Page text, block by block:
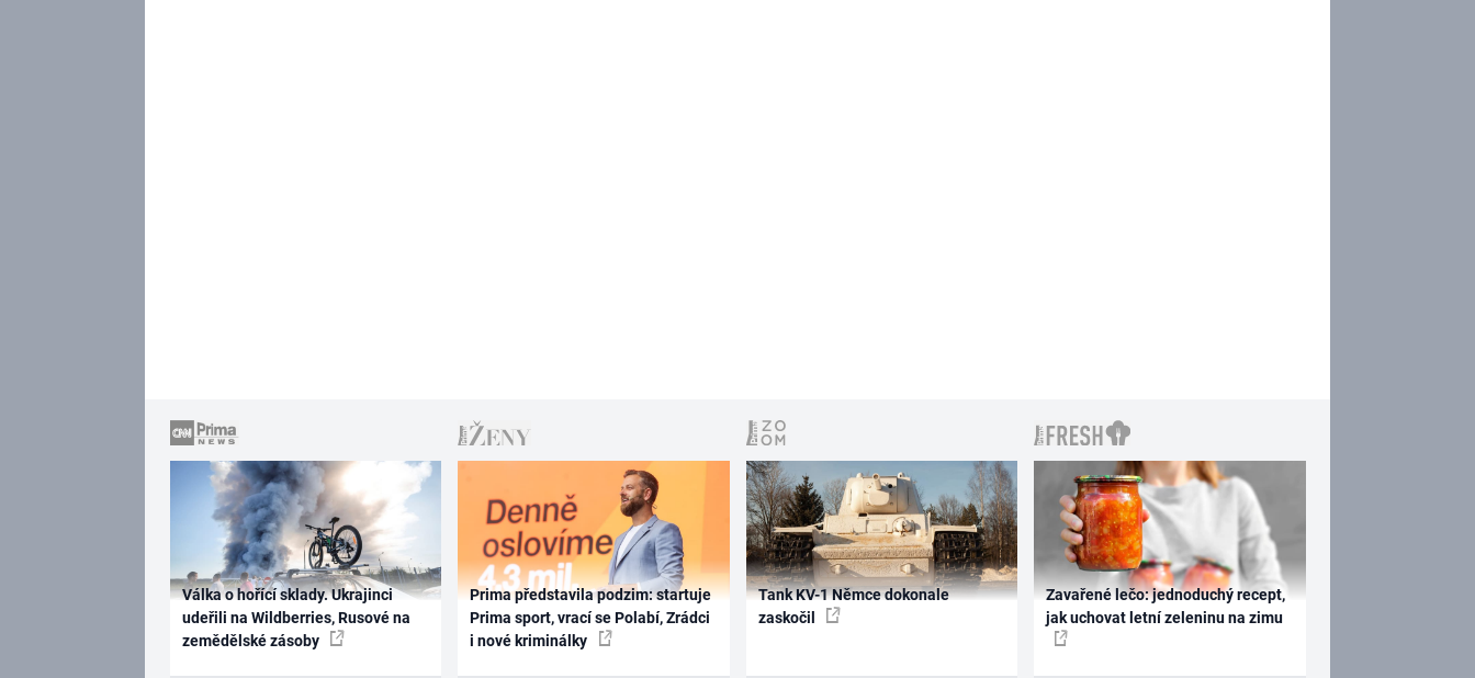
Válka o hořící sklady. Ukrajinci
udeřili na Wildberries, Rusové na
zemědělské zásoby
Prima představila podzim: startuje
Prima sport, vrací se Polabí, Zrádci
i nové kriminálky
Tank KV-1 Němce dokonale
zaskočil
Zavařené lečo: jednoduchý recept,
jak uchovat letní zeleninu na zimu